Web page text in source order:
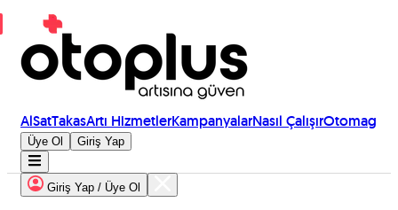
AlSatTakasArtı HizmetlerKampanyalarNasıl ÇalışırOtomag
Üye Ol Giriş Yap
Giriş Yap / Üye Ol